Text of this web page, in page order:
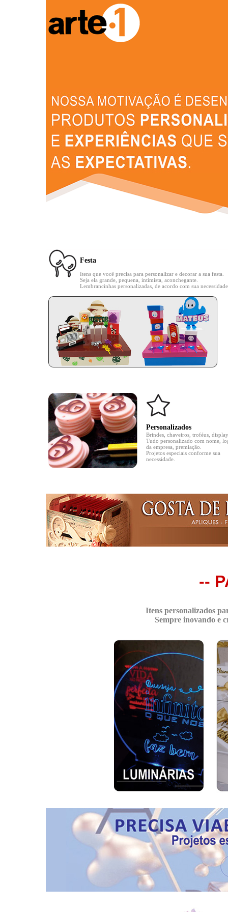
Festa
Itens que você precisa para personalizar e decorar a sua festa.
Seja ela grande, pequena, intimista, aconchegante.
Lembrancinhas personalizadas, de acordo com sua
Personalizados
Brindes, chaveiros, troféus,
Tudo personalizado com nome,
da empresa, premiação.
Projetos especiais conforme sua
necessidade.
--
Itens personalizados
Sempre inovando e